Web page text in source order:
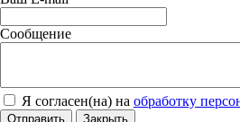
Сообщение
Я согласен(на) на обработку
Отправить Закрыть